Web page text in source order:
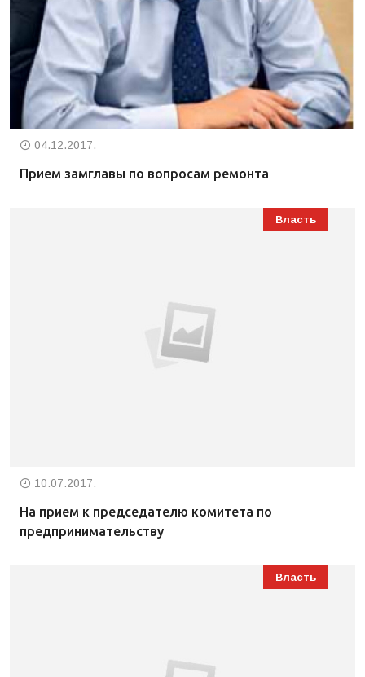
04.12.2017.
Прием замглавы по вопросам ремонта
Власть
10.07.2017.
На прием к председателю комитета по
предпринимательству
Власть